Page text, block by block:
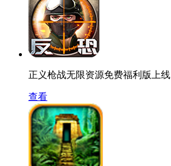
正义枪战无限资源免费福利版上线
查看